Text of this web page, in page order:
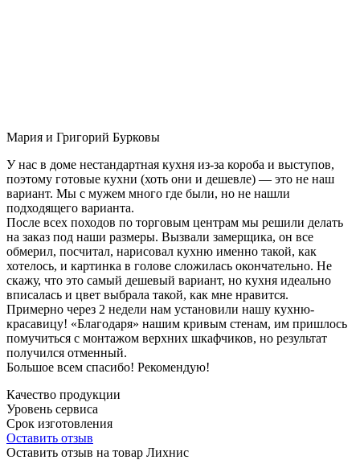
Мария и Григорий Бурковы
У нас в доме нестандартная кухня из-за короба и выступов,
поэтому готовые кухни (хоть они и дешевле) — это не наш
вариант. Мы с мужем много где были, но не нашли
подходящего варианта.
После всех походов по торговым центрам мы решили делать
на заказ под наши размеры. Вызвали замерщика, он все
обмерил, посчитал, нарисовал кухню именно такой, как
хотелось, и картинка в голове сложилась окончательно. Не
скажу, что это самый дешевый вариант, но кухня идеально
вписалась и цвет выбрала такой, как мне нравится.
Примерно через 2 недели нам установили нашу кухню-
красавицу! «Благодаря» нашим кривым стенам, им пришлось
помучиться с монтажом верхних шкафчиков, но результат
получился отменный.
Большое всем спасибо! Рекомендую!
Качество продукции
Уровень сервиса
Срок изготовления
Оставить отзыв
Оставить отзыв на товар Лихнис